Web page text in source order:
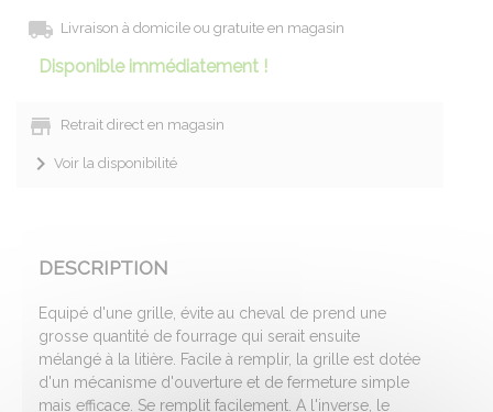
Livraison à domicile ou gratuite en magasin
Disponible immédiatement !
Retrait direct en magasin
Voir la disponibilité
DESCRIPTION
Equipé d'une grille, évite au cheval de prend une
grosse quantité de fourrage qui serait ensuite
mélangé à la litière. Facile à remplir, la grille est dotée
d'un mécanisme d'ouverture et de fermeture simple
mais efficace. Se remplit facilement. A l'inverse, le